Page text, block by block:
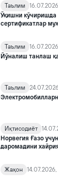
Таълим
Ўқишни
сертификатлар
Таълим
Йўналиш танлаш
Таълим
Иқтисодиёт
Норвегия Ғазо
даромадини
Жаҳон 14.07.2026,